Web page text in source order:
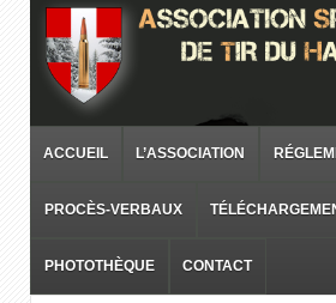
ACCUEIL L’ASSOCIATION
PROCÈS-VERBAUX
PHOTOTHÈQUE CONTACT